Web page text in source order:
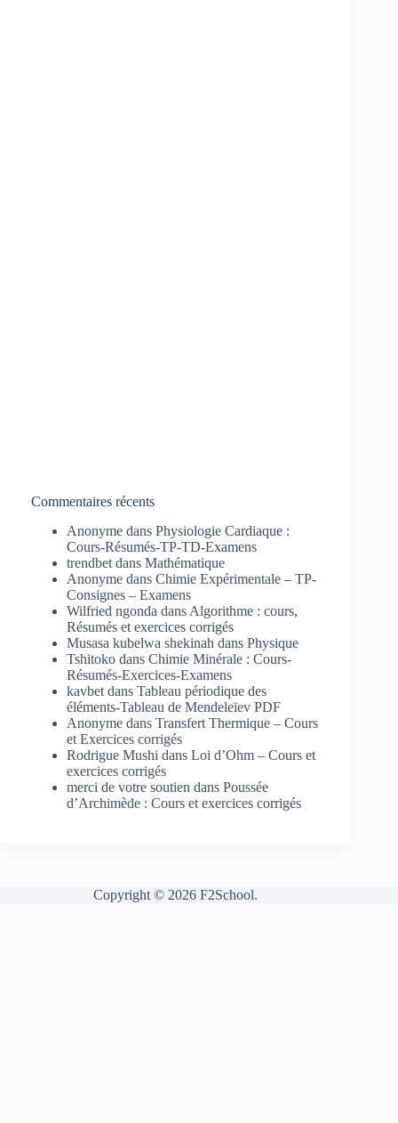
Commentaires récents
Anonyme dans Physiologie Cardiaque :
Cours-Résumés-TP-TD-Examens
trendbet dans Mathématique
Anonyme dans Chimie Expérimentale – TP-
Consignes – Examens
Wilfried ngonda dans Algorithme : cours,
Résumés et exercices corrigés
Musasa kubelwa shekinah dans Physique
Tshitoko dans Chimie Minérale : Cours-
Résumés-Exercices-Examens
kavbet dans Tableau périodique des
éléments-Tableau de Mendeleïev PDF
Anonyme dans Transfert Thermique – Cours
et Exercices corrigés
Rodrigue Mushi dans Loi d’Ohm – Cours et
exercices corrigés
merci de votre soutien dans Poussée
d’Archimède : Cours et exercices corrigés
Copyright © 2026 F2School.